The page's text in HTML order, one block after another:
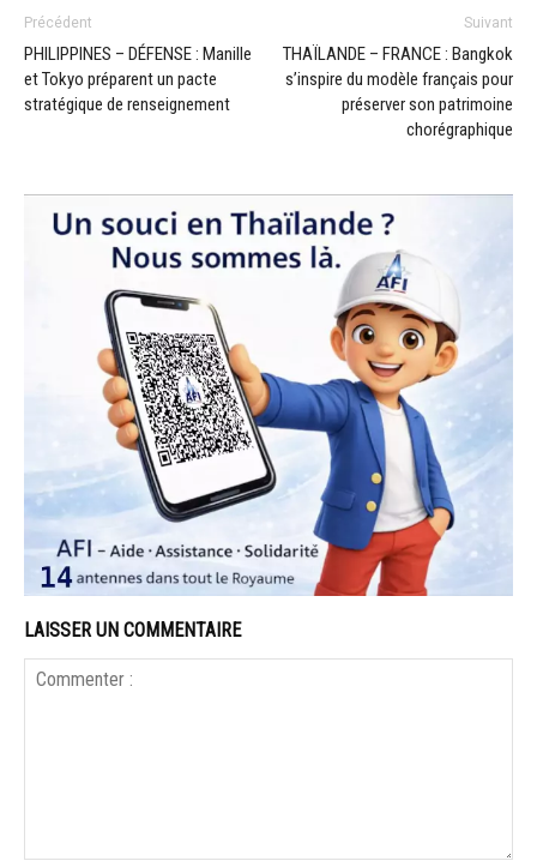
Précédent
PHILIPPINES – DÉFENSE : Manille
et Tokyo préparent un pacte
stratégique de renseignement
Suivant
THAÏLANDE – FRANCE : Bangkok
s’inspire du modèle français pour
préserver son patrimoine
chorégraphique
LAISSER UN COMMENTAIRE